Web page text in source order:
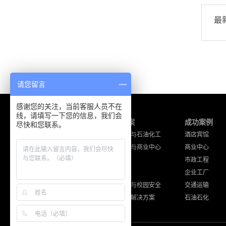
最
产品中心
摩托罗拉产品
通讯工程设备
解决方案
工厂企业与石油化工
酒店宾馆与商业中心
住宅小区与校园安全
其他应用解决方案
成功案例
酒店宾馆
商业中心
市政工程
企业工厂
交通运输
石油石化
请您留言
感谢您的关注，当前客服人员不在
线，请填写一下您的信息，我们会
尽快和您联系。